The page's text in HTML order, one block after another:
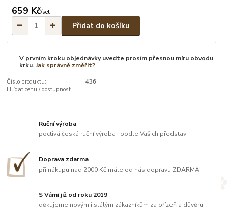
659 Kč/set
Přidat do košíku
V prvním kroku objednávky uveďte prosím přesnou míru obvodu
krku.Jak správně změřit?
Číslo produktu:
436
Hlídat cenu / dostupnost
Ruční výroba
poctivá česká ruční výroba i podle Vašich představ
Doprava zdarma
při nákupu nad 2000 Kč máte od nás dopravu ZDARMA
S Vámi již od roku 2019
děkujeme novým i stálým zákazníkům za přízeň a důvěru